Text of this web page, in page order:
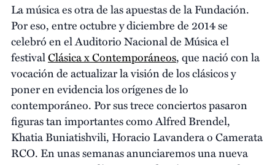
La música es otra de las apuestas de la Fundación.
Por eso, entre octubre y diciembre de 2014 se
celebró en el Auditorio Nacional de Música el
festivalClásica x Contemporáneos, que nació con la
vocación de actualizar la visión de los clásicos y
poner en evidencia los orígenes de lo
contemporáneo. Por sus trece conciertos pasaron
figuras tan importantes como Alfred Brendel,
Khatia Buniatishvili, Horacio Lavandera o Camerata
RCO. En unas semanas anunciaremos una nueva